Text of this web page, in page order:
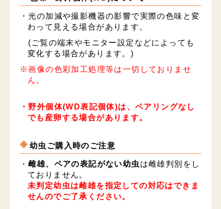
・光の加減や撮影機器の影響で実際の色味と変
わって見える場合があります。
(ご覧の端末やモニター設定などによっても
変化する場合があります。)
※画像の色彩加工処理等は一切しておりませ
ん。
・野外個体(WD表記個体)は、ペアリングなし
でも産卵する場合があります。
幼虫ご購入時のご注意
・雌雄、ペアの表記がない幼虫 は雌雄判別をし
ておりません。
未判定幼虫は雌雄を指定しての対応はできま
せんのでご了承ください。